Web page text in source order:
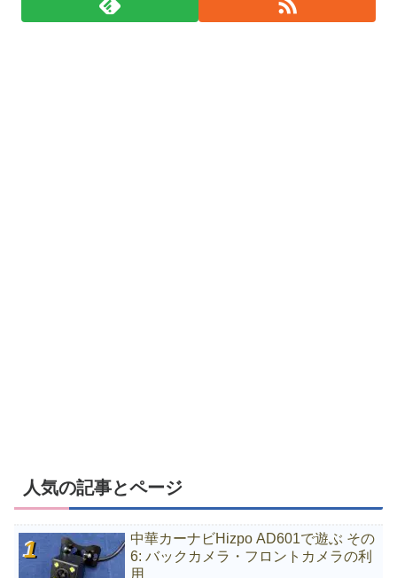
人気の記事とページ
中華カーナビHizpo AD601で遊ぶ その
6: バックカメラ・フロントカメラの利
用